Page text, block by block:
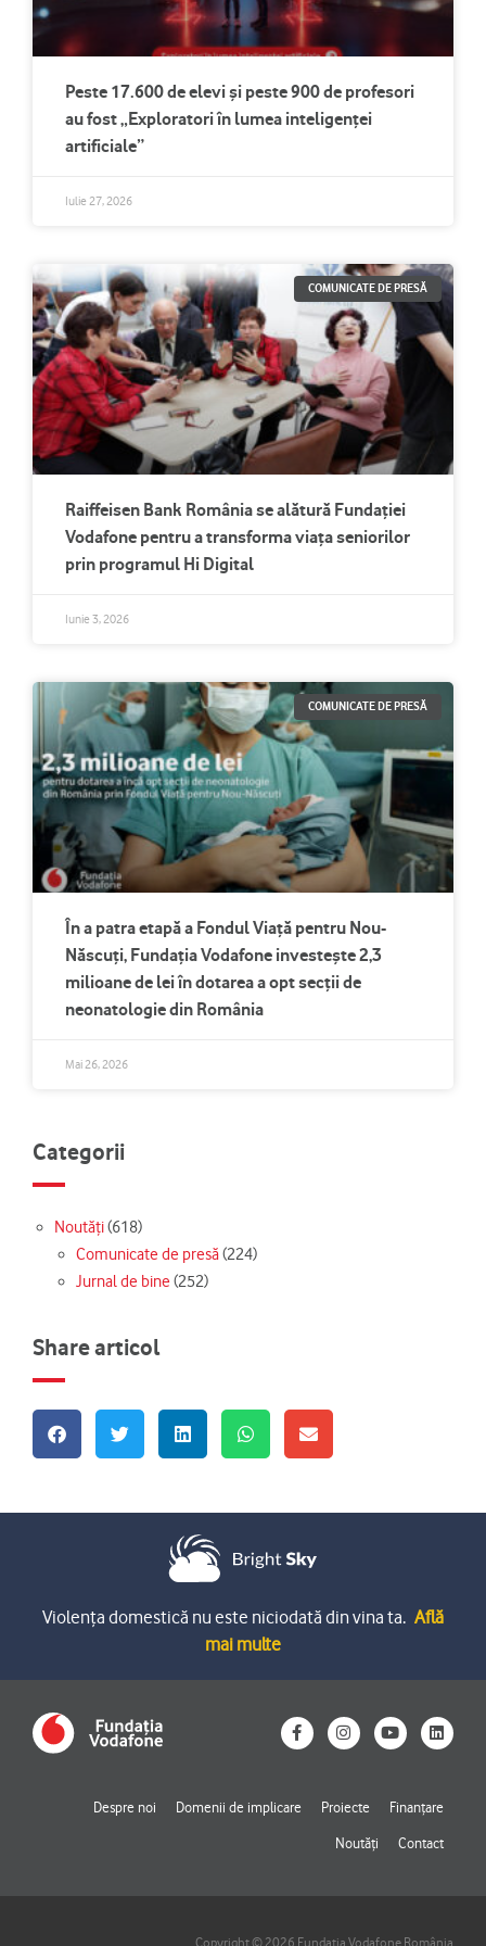
Peste 17.600 de elevi și peste 900 de profesori
au fost „Exploratori în lumea inteligenței
artificiale”
Iulie 27, 2026
COMUNICATE DE PRESĂ
Raiffeisen Bank România se alătură Fundației
Vodafone pentru a transforma viața seniorilor
prin programul Hi Digital
Iunie 3, 2026
COMUNICATE DE PRESĂ
În a patra etapă a Fondul Viață pentru Nou-
Născuți, Fundația Vodafone investește 2,3
milioane de lei în dotarea a opt secții de
neonatologie din România
Mai 26, 2026
Categorii
Noutăți(618)
Comunicate de presă(224)
Jurnal de bine (252)
Share articol
Violența domestică nu este niciodată din vina ta. Află
mai multe
F
a
o
I
n
g
a
m
Y
o
b
L
i
d
n
Despre noi Domenii de implicare Proiecte Finanțare
Noutăți Contact
Copyright © 2026 Fundația Vodafone România